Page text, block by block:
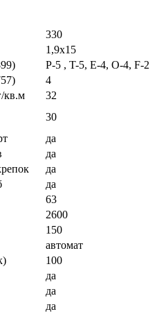
330
1,9x15
P-5 , T-5, E-4, O-4, F-2
4
кв.м
32
30
да
да
да
да
63
2600
150
автомат
100
да
да
да